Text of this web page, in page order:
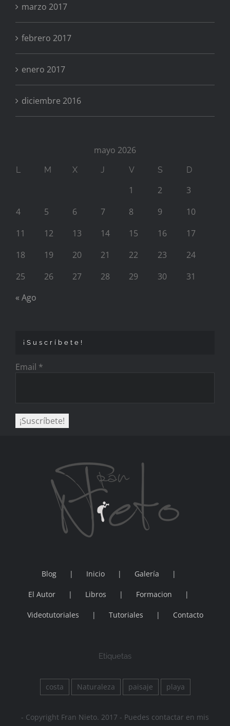
marzo 2017
febrero 2017
enero 2017
diciembre 2016
mayo 2026
L M X J V S D
1 2
3
4
5 6 7 8 9
10
11
12 13 14 15 16
17
18
19 20 21 22 23
24
25
26 27 28 29 30
31
« Ago
¡Suscríbete!
Email *
Blog Inicio Galería
El Autor Libros Formacion
Videotutoriales Tutoriales Contacto
Etiquetas
costa Naturaleza paisaje playa
- Copyright Fran Nieto. 2017 - Puedes contactar en mis